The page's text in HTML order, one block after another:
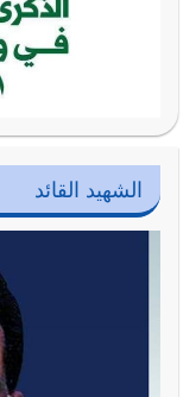
الشهيد القائد